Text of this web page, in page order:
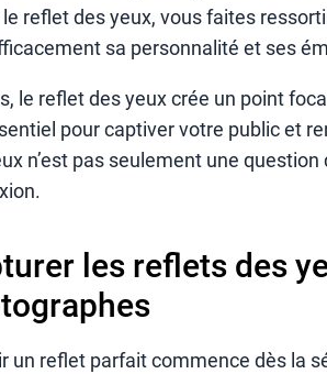
reflet des yeux, vous faites
sa personnalité et ses
le reflet des yeux crée un point
pour captiver votre public et
n’est pas seulement une
les reflets des
un reflet parfait commence dès la